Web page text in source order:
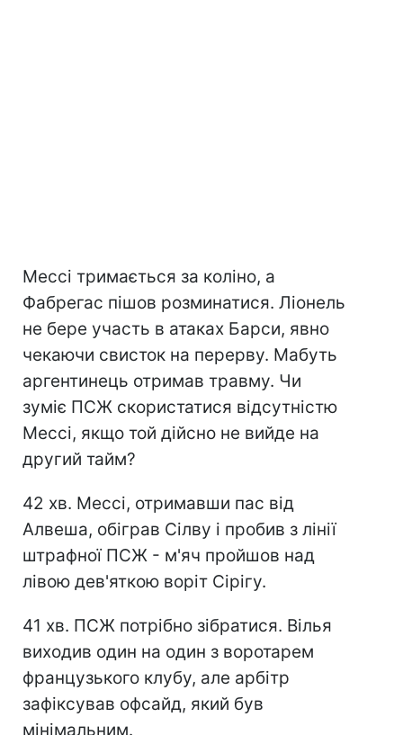
Мессі тримається за коліно, а
Фабрегас пішов розминатися. Ліонель
не бере участь в атаках Барси, явно
чекаючи свисток на перерву. Мабуть
аргентинець отримав травму. Чи
зуміє ПСЖ скористатися відсутністю
Мессі, якщо той дійсно не вийде на
другий тайм?
42 хв. Мессі, отримавши пас від
Алвеша, обіграв Сілву і пробив з лінії
штрафної ПСЖ - м'яч пройшов над
лівою дев'яткою воріт Сірігу.
41 хв. ПСЖ потрібно зібратися. Вілья
виходив один на один з воротарем
французького клубу, але арбітр
зафіксував офсайд, який був
мінімальним.